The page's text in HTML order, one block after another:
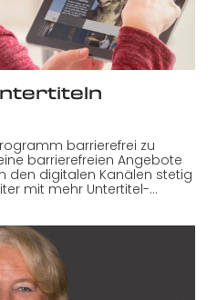
barrierefrei zu
barrierefreien Angebote
den digitalen Kanälen stetig
mit mehr Untertitel-…